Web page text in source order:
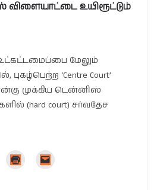
உயிரூட்டும்
மேலும்
‘Centre Court’
முக்கிய டென்னிஸ்
(hard court) சர்வதேச